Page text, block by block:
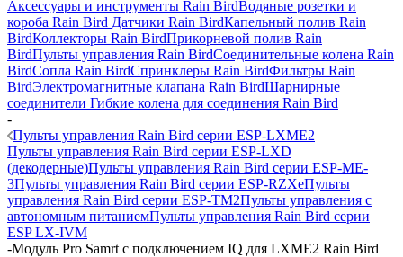
Аксессуары и инструменты Rain BirdВодяные розетки и
короба Rain Bird Датчики Rain BirdКапельный полив Rain
BirdКоллекторы Rain BirdПрикорневой полив Rain
BirdПульты управления Rain BirdСоединительные колена Rain
BirdСопла Rain BirdСпринклеры Rain BirdФильтры Rain
BirdЭлектромагнитные клапана Rain BirdШарнирные
соединители Гибкие колена для соединения Rain Bird
-
Пульты управления Rain Bird серии ESP-LXME2
Пульты управления Rain Bird серии ESP-LXD
(декодерные)Пульты управления Rain Bird серии ESP-ME-
3Пульты управления Rain Bird серии ESP-RZXeПульты
управления Rain Bird серии ESP-TM2Пульты управления с
автономным питаниемПульты управления Rain Bird серии
ESP LX-IVM
-Модуль Pro Samrt с подключением IQ для LXME2 Rain Bird